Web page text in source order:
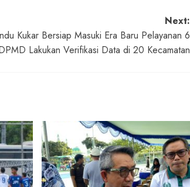
Next:
Kukar Bersiap Masuki Era Baru Pelayanan 6
Lakukan Verifikasi Data di 20 Kecamatan